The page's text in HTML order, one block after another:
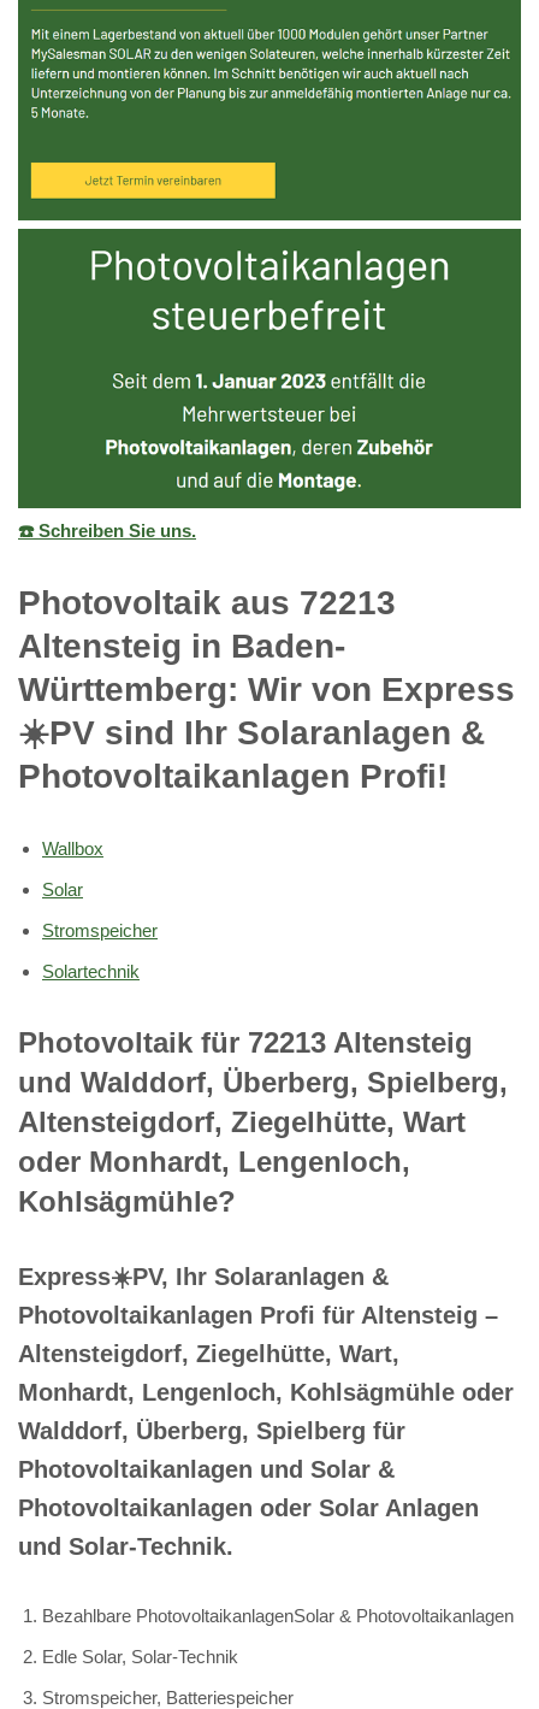
☎️ Schreiben Sie uns.
Photovoltaik aus 72213
Altensteig in Baden-
Württemberg: Wir von Express
☀️PV️ sind Ihr Solaranlagen &
Photovoltaikanlagen Profi!
Wallbox
Solar
Stromspeicher
Solartechnik
Photovoltaik für 72213 Altensteig
und Walddorf, Überberg, Spielberg,
Altensteigdorf, Ziegelhütte, Wart
oder Monhardt, Lengenloch,
Kohlsägmühle?
Express☀️PV️, Ihr Solaranlagen &
Photovoltaikanlagen Profi für Altensteig –
Altensteigdorf, Ziegelhütte, Wart,
Monhardt, Lengenloch, Kohlsägmühle oder
Walddorf, Überberg, Spielberg für
Photovoltaikanlagen und Solar &
Photovoltaikanlagen oder Solar Anlagen
und Solar-Technik.
Bezahlbare PhotovoltaikanlagenSolar & Photovoltaikanlagen
Edle Solar, Solar-Technik
Stromspeicher, Batteriespeicher